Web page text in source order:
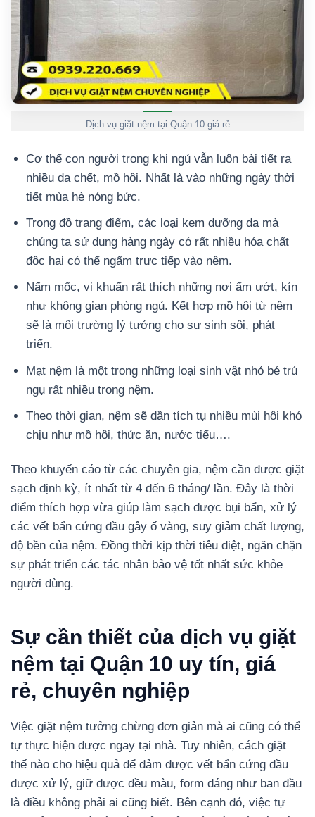
Dịch vụ giặt nệm tại Quận 10 giá rẻ
Cơ thể con người trong khi ngủ vẫn luôn bài tiết ra
nhiều da chết, mồ hôi. Nhất là vào những ngày thời
tiết mùa hè nóng bức.
Trong đồ trang điểm, các loại kem dưỡng da mà
chúng ta sử dụng hàng ngày có rất nhiều hóa chất
độc hại có thể ngấm trực tiếp vào nệm.
Nấm mốc, vi khuẩn rất thích những nơi ẩm ướt, kín
như không gian phòng ngủ. Kết hợp mồ hôi từ nệm
sẽ là môi trường lý tưởng cho sự sinh sôi, phát
triển.
Mạt nệm là một trong những loại sinh vật nhỏ bé trú
ngụ rất nhiều trong nệm.
Theo thời gian, nệm sẽ dần tích tụ nhiều mùi hôi khó
chịu như mồ hôi, thức ăn, nước tiểu….
Theo khuyến cáo từ các chuyên gia, nệm cần được giặt
sạch định kỳ, ít nhất từ 4 đến 6 tháng/ lần. Đây là thời
điểm thích hợp vừa giúp làm sạch được bụi bẩn, xử lý
các vết bẩn cứng đầu gây ố vàng, suy giảm chất lượng,
độ bền của nệm. Đồng thời kịp thời tiêu diệt, ngăn chặn
sự phát triển các tác nhân bảo vệ tốt nhất sức khỏe
người dùng.
Sự cần thiết của dịch vụ giặt
nệm tại Quận 10 uy tín, giá
rẻ, chuyên nghiệp
Việc giặt nệm tưởng chừng đơn giản mà ai cũng có thể
tự thực hiện được ngay tại nhà. Tuy nhiên, cách giặt
thế nào cho hiệu quả để đảm được vết bẩn cứng đầu
được xử lý, giữ được đều màu, form dáng như ban đầu
là điều không phải ai cũng biết. Bên cạnh đó, việc tự